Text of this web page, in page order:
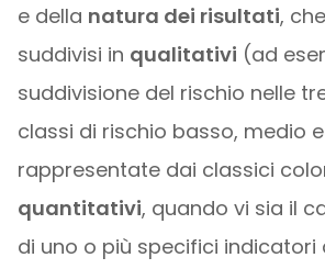
e della natura dei risultati,
suddivisi in qualitativi (ad
suddivisione del rischio nelle
classi di rischio basso, medio
rappresentate dai classici
quantitativi, quando vi sia il
di uno o più specifici indicatori